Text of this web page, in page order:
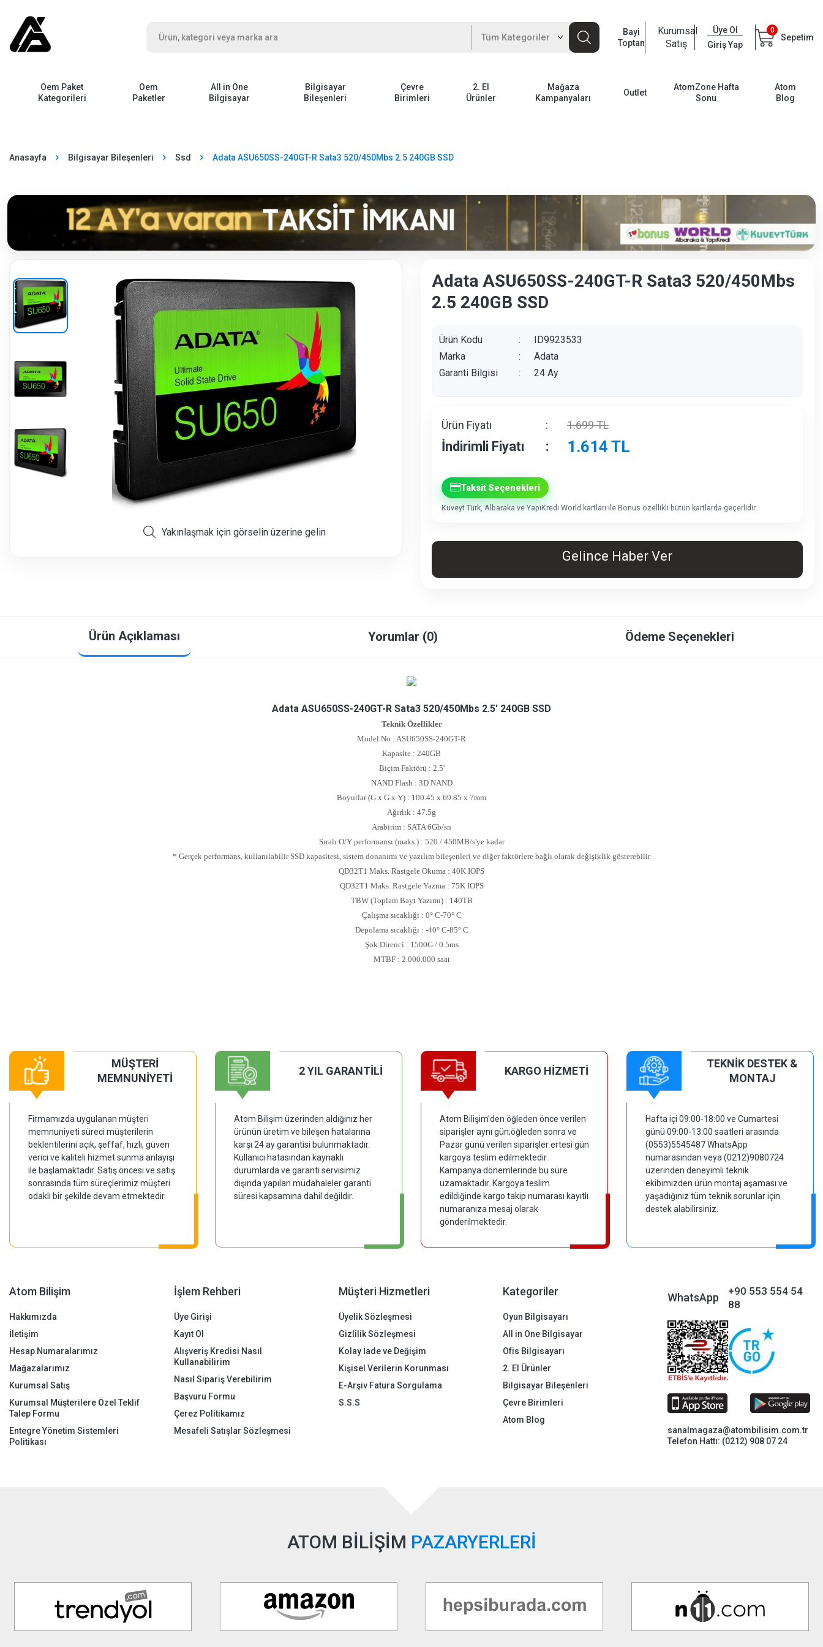
Bayi
Toptan
Kurumsal
Satış
Üye Ol
Giriş Yap
0
Sepetim
Oem Paket
Kategorileri
Oem
Paketler
All in One
Bilgisayar
Bilgisayar
Bileşenleri
Çevre
Birimleri
2. El
Ürünler
Mağaza
Kampanyaları
Outlet
AtomZone Hafta
Sonu
Atom
Blog
Anasayfa Bilgisayar Bileşenleri Ssd Adata ASU650SS-240GT-R Sata3 520/450Mbs 2.5 240GB SSD
Yakınlaşmak için görselin üzerine gelin
Adata ASU650SS-240GT-R Sata3 520/450Mbs
2.5 240GB SSD
Ürün Kodu :
ID9923533
Marka
:
Adata
Garanti Bilgisi
: 24 Ay
Ürün Fiyatı : 1.699TL
İndirimli Fiyatı : 1.614 TL
Taksit Seçenekleri
Kuveyt Türk, Albaraka ve YapıKredi World kartları ile Bonus özellikli bütün kartlarda geçerlidir.
Gelince Haber Ver
Ürün Açıklaması Yorumlar (0) Ödeme Seçenekleri
Adata ASU650SS-240GT-R Sata3 520/450Mbs 2.5' 240GB SSD
Teknik Özellikler
Model No : ASU650SS-240GT-R
Kapasite : 240GB
Biçim Faktörü : 2.5'
NAND Flash : 3D NAND
Boyutlar (G x G x Y) : 100.45 x 69.85 x 7mm
Ağırlık : 47.5g
Arabirim : SATA 6Gb/sn
Sıralı O/Y performansı (maks.) : 520 / 450MB/s'ye kadar
* Gerçek performans, kullanılabilir SSD kapasitesi, sistem donanımı ve yazılım bileşenleri ve diğer faktörlere bağlı olarak değişiklik gösterebilir
QD32T1 Maks. Rastgele Okuma : 40K IOPS
QD32T1 Maks. Rastgele Yazma : 75K IOPS
TBW (Toplam Bayt Yazımı) : 140TB
Çalışma sıcaklığı : 0° C-70° C
Depolama sıcaklığı : -40° C-85° C
Şok Direnci : 1500G / 0.5ms
MTBF : 2.000.000 saat
MÜŞTERİ
MEMNUNİYETİ
Firmamızda uygulanan müşteri
memnuniyeti süreci müşterilerin
beklentilerini açık, şeffaf, hızlı, güven
verici ve kaliteli hizmet sunma anlayışı
ile başlamaktadır. Satış öncesi ve satış
sonrasında tüm süreçlerimiz müşteri
odaklı bir şekilde devam etmektedir.
2 YIL GARANTİLİ
Atom Bilişim üzerinden aldığınız her
ürünün üretim ve bileşen hatalarına
karşı 24 ay garantisi bulunmaktadır.
Kullanıcı hatasından kaynaklı
durumlarda ve garanti servisimiz
dışında yapılan müdahaleler garanti
süresi kapsamına dahil değildir.
KARGO HİZMETİ
Atom Bilişim'den öğleden önce verilen
siparişler aynı gün;öğleden sonra ve
Pazar günü verilen siparişler ertesi gün
kargoya teslim edilmektedir.
Kampanya dönemlerinde bu süre
uzamaktadır. Kargoya teslim
edildiğinde kargo takip numarası kayıtlı
numaranıza mesaj olarak
gönderilmektedir.
TEKNİK DESTEK &
MONTAJ
Hafta içi 09:00-18:00 ve Cumartesi
günü 09:00-13:00 saatleri arasında
(0553)5545487 WhatsApp
numarasından veya (0212)9080724
üzerinden deneyimli teknik
ekibimizden ürün montaj aşaması ve
yaşadığınız tüm teknik sorunlar için
destek alabilirsiniz.
Atom Bilişim
Hakkımızda
İletişim
Hesap Numaralarımız
Mağazalarımız
Kurumsal Satış
Kurumsal Müşterilere Özel Teklif
Talep Formu
Entegre Yönetim Sistemleri
Politikası
İşlem Rehberi
Üye Girişi
Kayıt Ol
Alışveriş Kredisi Nasıl
Kullanabilirim
Nasıl Sipariş Verebilirim
Başvuru Formu
Çerez Politikamız
Mesafeli Satışlar Sözleşmesi
Müşteri Hizmetleri
Üyelik Sözleşmesi
Gizlilik Sözleşmesi
Kolay İade ve Değişim
Kişisel Verilerin Korunması
E-Arşiv Fatura Sorgulama
S.S.S
Kategoriler
Oyun Bilgisayarı
All in One Bilgisayar
Ofis Bilgisayarı
2. El Ürünler
Bilgisayar Bileşenleri
Çevre Birimleri
Atom Blog
WhatsApp
+90 553 554 54
88
sanalmagaza@atombilisim.com.tr
Telefon Hattı: (0212) 908 07 24
ATOM BİLİŞİM PAZARYERLERİ